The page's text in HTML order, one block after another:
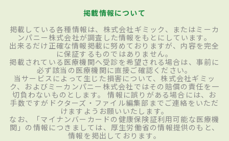
掲載情報について
掲載している各種情報は、株式会社ギミック、またはミーカ
ンパニー株式会社が調査した情報をもとにしています。
出来るだけ正確な情報掲載に努めておりますが、内容を完全
に保証するものではありません。
掲載されている医療機関へ受診を希望される場合は、事前に
必ず該当の医療機関に直接ご確認ください。
当サービスによって生じた損害について、株式会社ギミッ
ク、およびミーカンパニー株式会社ではその賠償の責任を一
切負わないものとします。 情報に誤りがある場合には、お
手数ですがドクターズ・ファイル編集部までご連絡をいただ
けますようお願いいたします。
なお、「マイナンバーカードの健康保険証利用可能な医療機
関」の情報につきましては、厚生労働省の情報提供のもと、
情報を掲出しております。